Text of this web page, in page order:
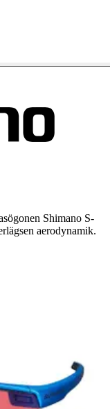
Shimano S-
aerodynamik.